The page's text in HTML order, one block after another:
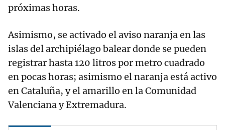
próximas horas.
Asimismo, se activado el aviso naranja en las
islas del archipiélago balear donde se pueden
registrar hasta 120 litros por metro cuadrado
en pocas horas; asimismo el naranja está activo
en Cataluña, y el amarillo en la Comunidad
Valenciana y Extremadura.